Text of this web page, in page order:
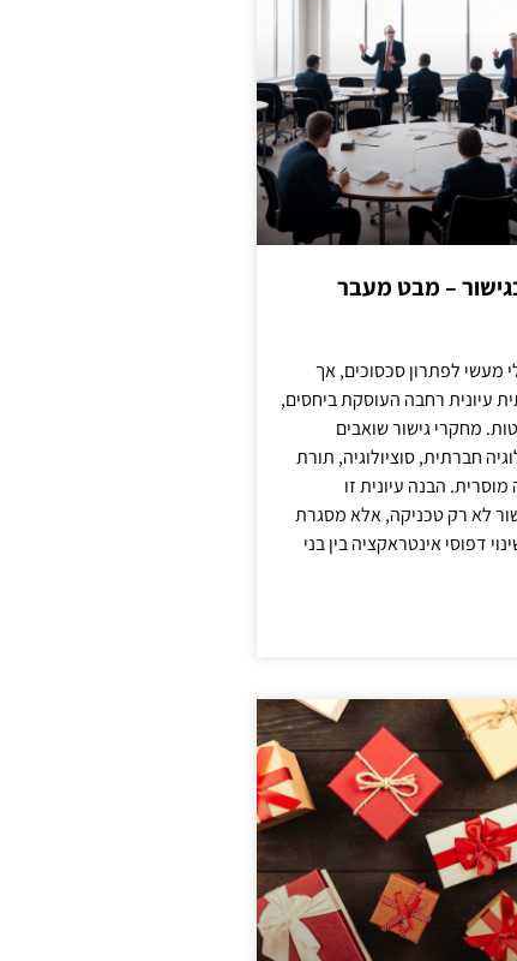
– מבט מעבר
מעשי לפתרון סכסוכים, אך
עיונית רחבה העוסקת ביחסים,
מחקרי גישור שואבים
חברתית, סוציולוגיה, תורת
הבנה עיונית זו
לא רק טכניקה, אלא מסגרת
דפוסי אינטראקציה בין בני